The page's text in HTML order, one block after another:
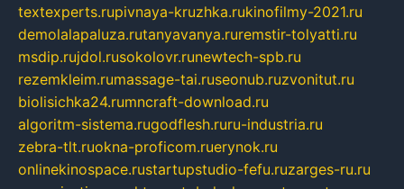
textexperts.rupivnaya-kruzhka.rukinofilmy-2021.ru
demolalapaluza.rutanyavanya.ruremstir-tolyatti.ru
msdip.rujdol.rusokolovr.runewtech-spb.ru
rezemkleim.rumassage-tai.ruseonub.ruzvonitut.ru
biolisichka24.rumncraft-download.ru
algoritm-sistema.rugodflesh.ruru-industria.ru
zebra-tlt.ruokna-proficom.ruerynok.ru
onlinekinospace.rustartupstudio-fefu.ruzarges-ru.ru